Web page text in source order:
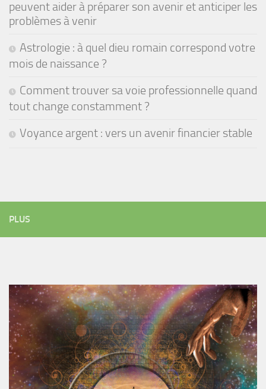
peuvent aider à préparer son avenir et anticiper les
problèmes à venir
Astrologie : à quel dieu romain correspond votre
mois de naissance ?
Comment trouver sa voie professionnelle quand
tout change constamment ?
Voyance argent : vers un avenir financier stable
PLUS